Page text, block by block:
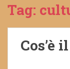
Tag:
Cos’è